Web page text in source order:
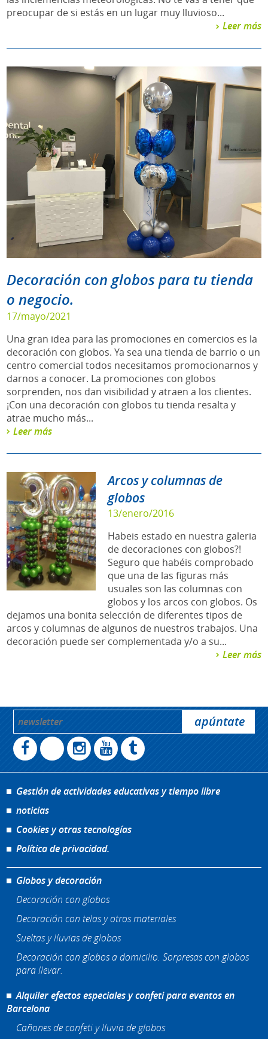
preocupar de si estás en un lugar muy lluvioso...
Leer más
Decoración con globos para tu tienda
o negocio.
17/mayo/2021
Una gran idea para las promociones en comercios es la
decoración con globos. Ya sea una tienda de barrio o un
centro comercial todos necesitamos promocionarnos y
darnos a conocer. La promociones con globos
sorprenden, nos dan visibilidad y atraen a los clientes.
¡Con una decoración con globos tu tienda resalta y
atrae mucho más...
Leer más
Arcos y columnas de
globos
13/enero/2016
Habeis estado en nuestra galeria
de decoraciones con globos?!
Seguro que habéis comprobado
que una de las figuras más
usuales son las columnas con
globos y los arcos con globos. Os
dejamos una bonita selección de diferentes tipos de
arcos y columnas de algunos de nuestros trabajos. Una
decoración puede ser complementada y/o a su...
Leer más
Gestión de actividades educativas y tiempo libre
noticias
Cookies y otras tecnologías
Política de privacidad.
Globos y decoración
Decoración con globos
Decoración con telas y otros materiales
Sueltas y lluvias de globos
Decoración con globos a domicilio. Sorpresas con globos
para llevar.
Alquiler efectos especiales y confeti para eventos en
Barcelona
Cañones de confeti y lluvia de globos